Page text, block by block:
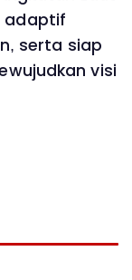
adaptif
serta siap
visi